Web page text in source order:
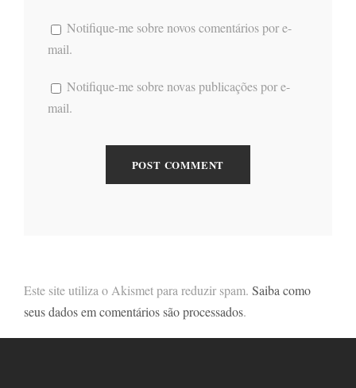
Notifique-me sobre novos comentários por e-
mail.
Notifique-me sobre novas publicações por e-
mail.
Este site utiliza o Akismet para reduzir spam. Saiba como
seus dados em comentários são processados.